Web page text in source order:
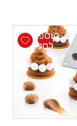
הוספה
לסל